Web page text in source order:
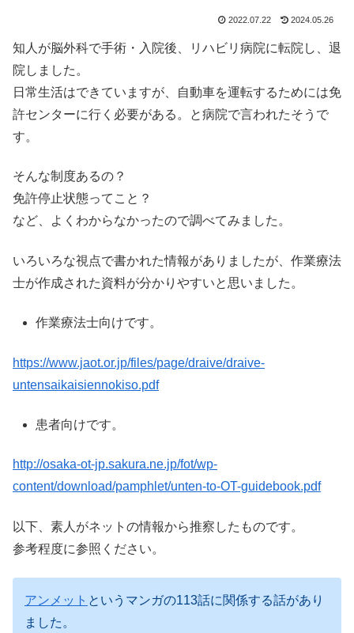
2022.07.22 2024.05.26
知人が脳外科で手術・入院後、リハビリ病院に転院し、退
院しました。
日常生活はできていますが、自動車を運転するためには免
許センターに行く必要がある。と病院で言われたそうで
す。
そんな制度あるの？
免許停止状態ってこと？
など、よくわからなかったので調べてみました。
いろいろな視点で書かれた情報がありましたが、作業療法
士が作成された資料が分かりやすいと思いました。
作業療法士向けです。
https://www.jaot.or.jp/files/page/draive/draive-
untensaikaisiennokiso.pdf
患者向けです。
http://osaka-ot-jp.sakura.ne.jp/fot/wp-
content/download/pamphlet/unten-to-OT-guidebook.pdf
以下、素人がネットの情報から推察したものです。
参考程度に参照ください。
アンメット というマンガの113話に関係する話があり
ました。